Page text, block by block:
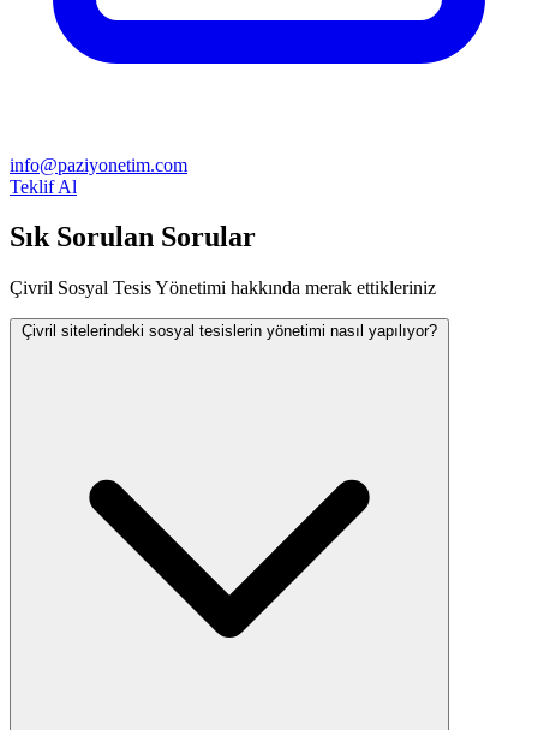
info@paziyonetim.com
Teklif Al
Sık Sorulan Sorular
Çivril Sosyal Tesis Yönetimi hakkında merak ettikleriniz
Çivril sitelerindeki sosyal tesislerin yönetimi nasıl yapılıyor?